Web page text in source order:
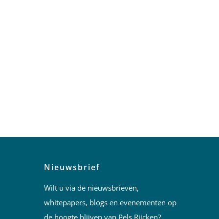
Nieuwsbrief
Wilt u via de nieuwsbrieven,
whitepapers, blogs en evenementen op
de hoogte blijven van Pels Rijcken?